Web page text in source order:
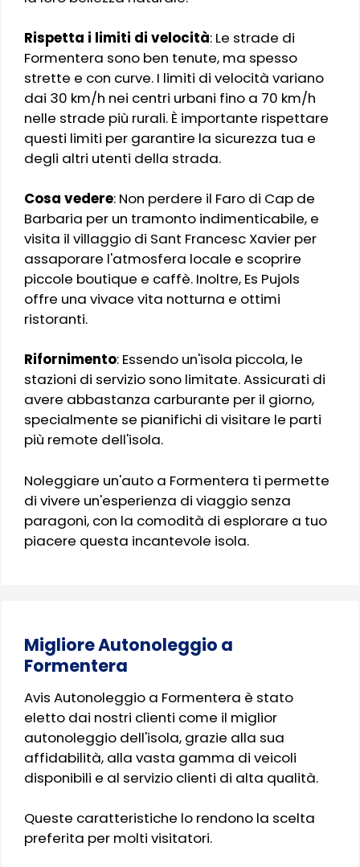
Rispetta i limiti di velocità: Le strade di
Formentera sono ben tenute, ma spesso
strette e con curve. I limiti di velocità variano
dai 30 km/h nei centri urbani fino a 70 km/h
nelle strade più rurali. È importante rispettare
questi limiti per garantire la sicurezza tua e
degli altri utenti della strada.
Cosa vedere: Non perdere il Faro di Cap de
Barbaria per un tramonto indimenticabile, e
visita il villaggio di Sant Francesc Xavier per
assaporare l'atmosfera locale e scoprire
piccole boutique e caffè. Inoltre, Es Pujols
offre una vivace vita notturna e ottimi
ristoranti.
Rifornimento: Essendo un'isola piccola, le
stazioni di servizio sono limitate. Assicurati di
avere abbastanza carburante per il giorno,
specialmente se pianifichi di visitare le parti
più remote dell'isola.
Noleggiare un'auto a Formentera ti permette
di vivere un'esperienza di viaggio senza
paragoni, con la comodità di esplorare a tuo
piacere questa incantevole isola.
Migliore Autonoleggio a
Formentera
Avis Autonoleggio a Formentera è stato
eletto dai nostri clienti come il miglior
autonoleggio dell'isola, grazie alla sua
affidabilità, alla vasta gamma di veicoli
disponibili e al servizio clienti di alta qualità.
Queste caratteristiche lo rendono la scelta
preferita per molti visitatori.